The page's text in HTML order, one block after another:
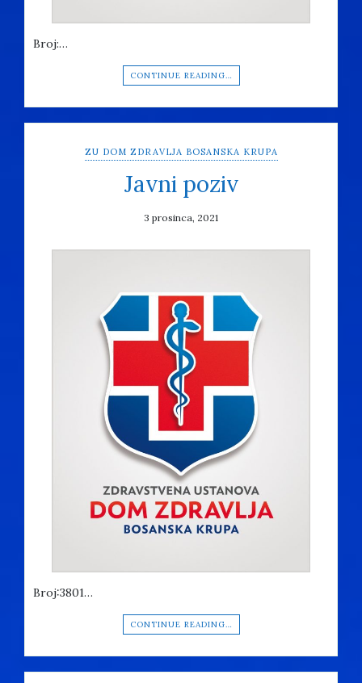
Broj:…
CONTINUE READING…
ZU DOM ZDRAVLJA BOSANSKA KRUPA
Javni poziv
3 prosinca, 2021
Broj:3801…
CONTINUE READING…